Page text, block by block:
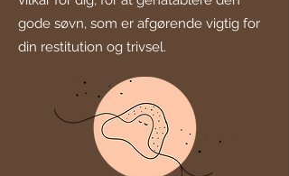
gode søvn, som er afgørende vigtig for
din restitution og trivsel.